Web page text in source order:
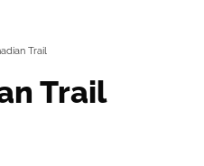
Trail
Trail